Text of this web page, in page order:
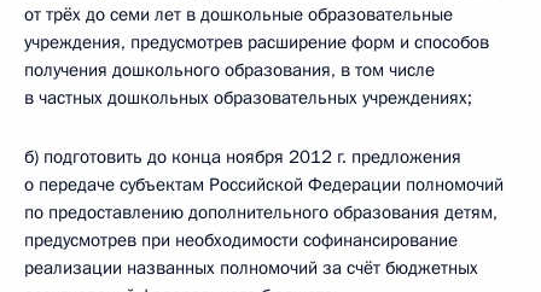
от трёх до семи лет в дошкольные образовательные
учреждения, предусмотрев расширение форм и способов
получения дошкольного образования, в том числе
в частных дошкольных образовательных учреждениях;
б) подготовить до конца ноября 2012 г. предложения
о передаче субъектам Российской Федерации полномочий
по предоставлению дополнительного образования детям,
предусмотрев при необходимости софинансирование
реализации названных полномочий за счёт бюджетных